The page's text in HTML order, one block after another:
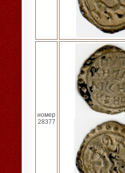
номер
28377